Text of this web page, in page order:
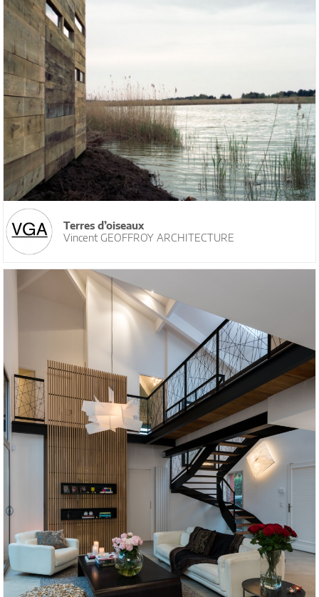
Terres d’oiseaux
Vincent GEOFFROY ARCHITECTURE